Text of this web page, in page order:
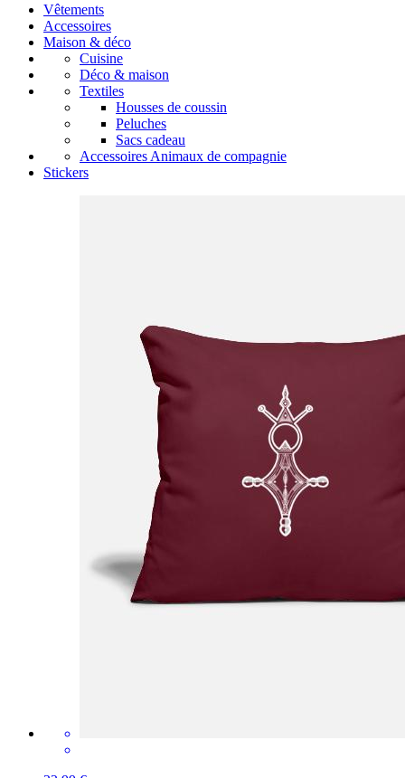
Vêtements
Accessoires
Maison & déco
Cuisine
Déco & maison
Textiles
Housses de coussin
Peluches
Sacs cadeau
Accessoires Animaux de compagnie
Stickers